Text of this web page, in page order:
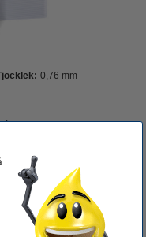
0,76 mm